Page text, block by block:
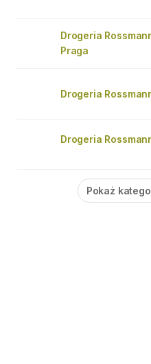
Drogeria
Praga
Drogeria
Drogeria
Pokaż